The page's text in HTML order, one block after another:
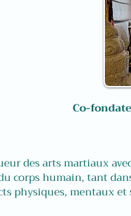
Co-
des arts martiaux
corps humain, tant
physiques, mentaux